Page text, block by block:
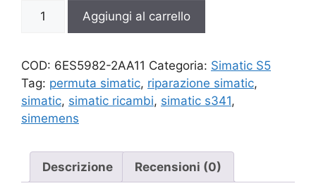
6ES5982-
Aggiungi al carrello
COD: 6ES5982-2AA11 Categoria: Simatic S5
Tag: permuta simatic, riparazione simatic,
simatic, simatic ricambi, simatic s341,
simemens
Descrizione Recensioni (0)